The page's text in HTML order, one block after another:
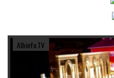
Albinfo.TV